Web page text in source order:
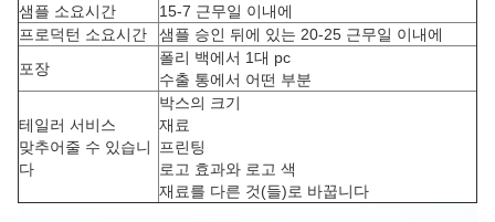
샘플 소요시간
15-7 근무일 이내에
프로덕턴 소요시간
샘플 승인 뒤에 있는 20-25 근무일 이내에
포장
폴리 백에서 1대 pc
수출 통에서 어떤 부분
테일러 서비스
맞추어줄 수 있습니
다
박스의 크기
재료
프린팅
로고 효과와 로고 색
재료를 다른 것(들)로 바꿉니다